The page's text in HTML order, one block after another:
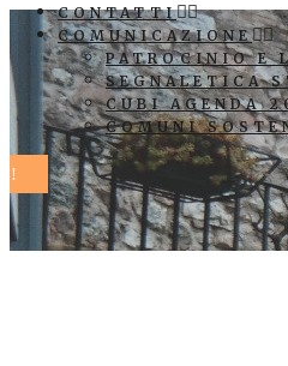
CONTATTI
COMUNICAZIONE
PATROCINIO E
SEGNALETICA
CUBI AGENDA
COMUNI